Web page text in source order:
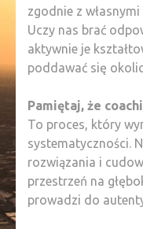
zgodnie z
Uczy nas brać
aktywnie je
poddawać się
Pamiętaj, że
To proces, który
systematyczności.
rozwiązania i
przestrzeń na
prowadzi do